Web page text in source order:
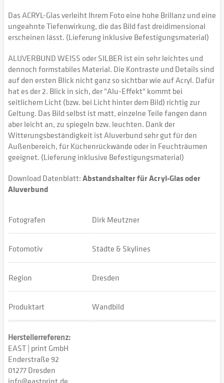
Das ACRYL-Glas verleiht Ihrem Foto eine hohe Brillanz und eine
ungeahnte Tiefenwirkung, die das Bild fast dreidimensional
erscheinen lässt. (Lieferung inklusive Befestigungsmaterial)
ALUVERBUND WEISS oder SILBER ist ein sehr leichtes und
dennoch formstabiles Material. Die Kontraste und Details sind
auf den ersten Blick nicht ganz so sichtbar wie auf Acryl. Dafür
hat es der 2. Blick in sich, der "Alu-Effekt" kommt bei
seitlichem Licht (bzw. bei Licht hinter dem Bild) richtig zur
Geltung. Das Bild selbst ist matt, einzelne Teile fangen dann
aber leicht an, zu spiegeln bzw. leuchten. Dank der
Witterungsbeständigkeit ist Aluverbund sehr gut für den
Außenbereich, für Küchenrückwände oder in Feuchträumen
geeignet. (Lieferung inklusive Befestigungsmaterial)
Download Datenblatt:Abstandshalter für Acryl-Glas oder
Aluverbund
Fotografen Dirk Meutzner
Fotomotiv Städte & Skylines
Region Dresden
Produktart Wandbild
Herstellerreferenz:
EAST | print GmbH
Enderstraße 92
01277 Dresden